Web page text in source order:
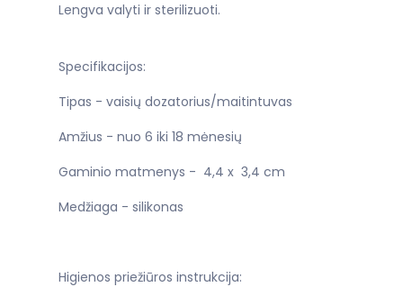
Lengva valyti ir sterilizuoti.
Specifikacijos:
Tipas - vaisių dozatorius/maitintuvas
Amžius - nuo 6 iki 18 mėnesių
Gaminio matmenys - 4,4 x 3,4 cm
Medžiaga - silikonas
Higienos priežiūros instrukcija: